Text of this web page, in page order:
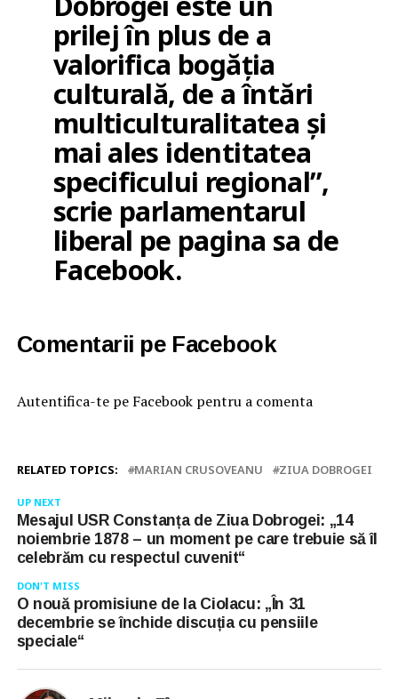
prilej în plus de a
valorifica bogăția
culturală, de a întări
multiculturalitatea și
mai ales identitatea
specificului regional”,
scrie parlamentarul
liberal pe pagina sa de
Facebook.
Comentarii pe Facebook
Autentifica-te pe Facebook pentru a comenta
RELATED TOPICS: MARIAN CRUSOVEANU ZIUA DOBROGEI
UP NEXT
Mesajul USR Constanța de Ziua Dobrogei: „14
noiembrie 1878 – un moment pe care trebuie să îl
celebrăm cu respectul cuvenit“
DON'T MISS
O nouă promisiune de la Ciolacu: „În 31
decembrie se închide discuția cu pensiile
speciale“